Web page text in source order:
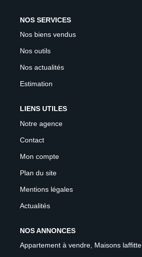
NOS SERVICES
Nos biens vendus
Nos outils
Nos actualités
Estimation
LIENS UTILES
Notre agence
Contact
Mon compte
Plan du site
Mentions légales
Actualités
NOS ANNONCES
Appartement à vendre, Maisons laffitte